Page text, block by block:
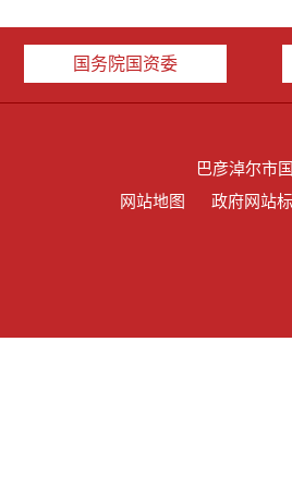
国务院国资委
巴彦淖尔市
网站地图
政府网站